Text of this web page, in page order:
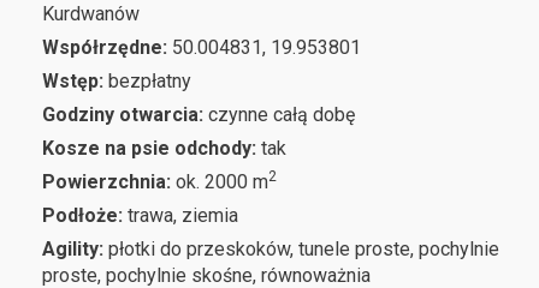
Kurdwanów
Współrzędne: 50.004831, 19.953801
Wstęp: bezpłatny
Godziny otwarcia: czynne całą dobę
Kosze na psie odchody: tak
Powierzchnia: ok. 2000 m2
Podłoże: trawa, ziemia
Agility: płotki do przeskoków, tunele proste, pochylnie
proste, pochylnie skośne, równoważnia